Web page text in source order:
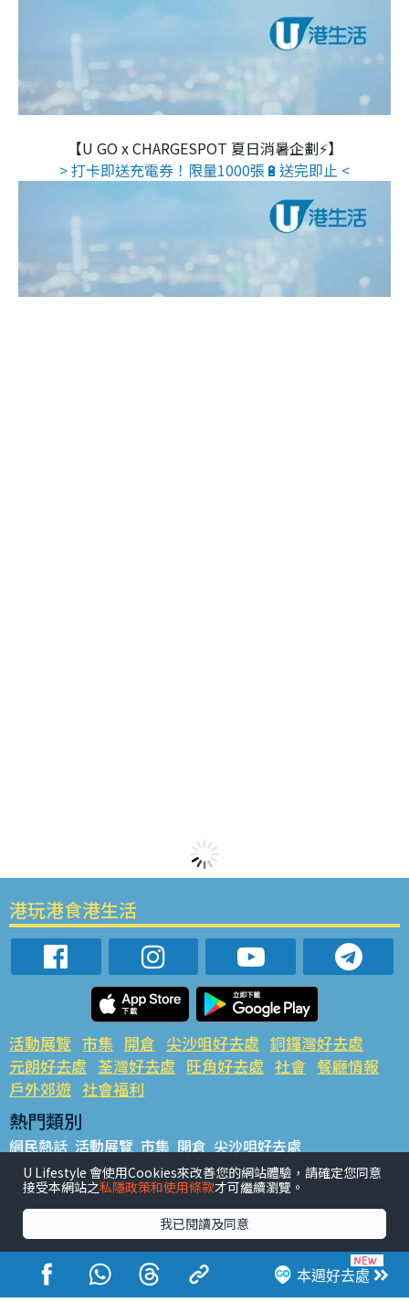
【U GO x CHARGESPOT 夏日消暑企劃⚡】
> 打卡即送充電券！限量1000張🔋送完即止 <
本週好去處
港玩港食港生活
活動展覽 市集 開倉 尖沙咀好去處 銅鑼灣好去處
元朗好去處 荃灣好去處 旺角好去處 社會 餐廳情報
戶外郊遊 社會福利
熱門類別
網民熱話 活動展覽 市集 開倉 尖沙咀好去處
銅鑼灣好去處 元朗好去處 荃灣好去處 旺角好去處 社會
餐廳情報 戶外郊遊
熱門標籤
#UGO搵好去處 #人氣活動推介 #美食社群熱話
#親子玩樂好去處
#ULifestyle應用程式
#限時搶
#UJetso禮物放送
#ULifestyle商戶中心 #著數 #網絡熱話
U Lifestyle 會使用Cookies來改善您的網站體驗，請確定您同意
接受本網站之私隱政策和使用條款才可繼續瀏覽。
我已閱讀及同意